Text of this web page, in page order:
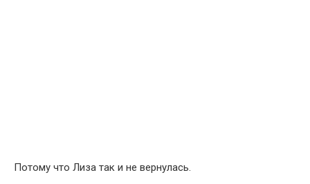
Потому что Лиза так и не вернулась.